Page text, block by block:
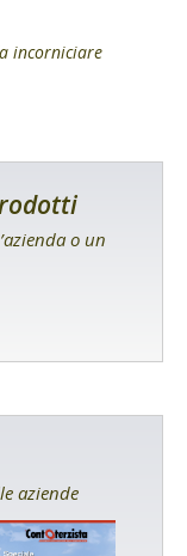
incorniciare
o un
aziende